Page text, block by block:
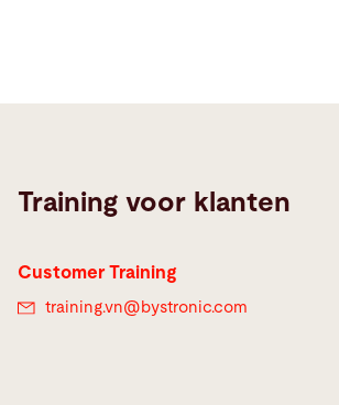
Training voor klanten
Customer Training
training.vn@ bystronic.com